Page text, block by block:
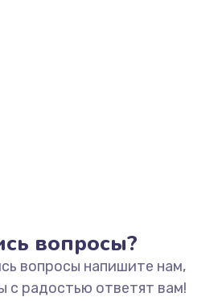
вопросы?
вопросы напишите нам,
с радостью ответят вам!